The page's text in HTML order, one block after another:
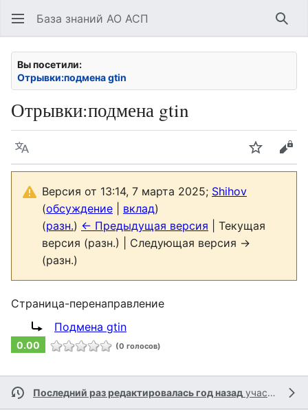
База знаний АО АСП
Вы посетили:
Отрывки:подмена gtin
Отрывки:подмена gtin
Язык Следить
Версия от 13:14, 7 марта 2025; Shihov
(обсуждение вклад)
(разн.) ← Предыдущая версия | Текущая
версия (разн.) | Следующая версия →
(разн.)
Страница-перенаправление
Перенаправление на:
Подмена gtin
0.00 (0 голосов)
Последний раз редактировалась год назад участником